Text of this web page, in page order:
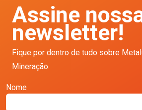
Assine
newsletter!
Fique por dentro de tudo sobre
Mineração.
Nome